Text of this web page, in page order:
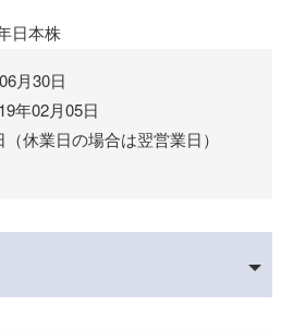
日本株
月30日
年02月05日
休業日の場合は翌営業日）